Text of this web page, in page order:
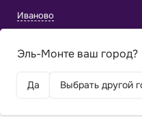
Иваново
Эль-Монте ваш город?
Да Выбрать другой